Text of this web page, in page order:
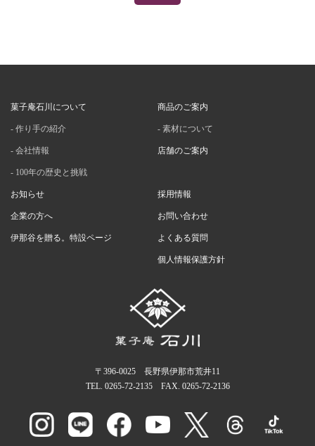
菓子庵石川について
作り手の紹介
会社情報
100年の歴史と挑戦
商品のご案内
素材について
店舗のご案内
お知らせ
企業の方へ
伊那谷を贈る。特設ページ
採用情報
お問い合わせ
よくある質問
個人情報保護方針
〒396-0025 長野県伊那市荒井11
TEL. 0265-72-2135FAX. 0265-72-2136